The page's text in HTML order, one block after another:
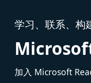
学习、联系、构
加入 Microsoft